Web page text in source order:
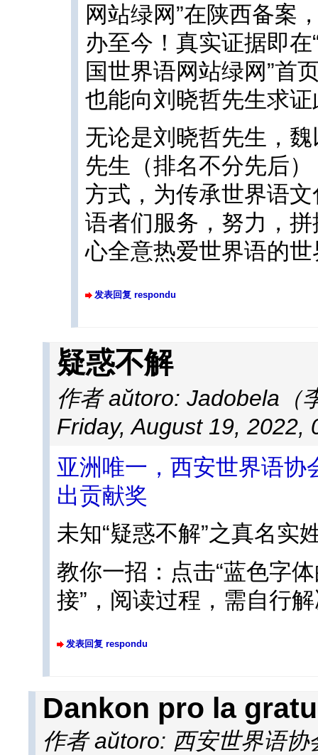
网站绿网”在陕西备案
办至今！真实证据即在
国世界语网站绿网”首
也能向刘晓哲先生求
无论是刘晓哲先生，
先生（排名不分先后
方式，为传承世界语
语者们服务，努力，
心全意热爱世界语的
发表回复 respondu
疑惑不解
作者 aŭtoro: Jadobela（
Friday, August 19, 2022,
亚洲唯一，西安世界语
出贡献奖
未知“疑惑不解”之真名实
教你一招：点击“蓝色字
接”，阅读过程，需自行
发表回复 respondu
Dankon pro la
作者 aŭtoro: 西安世界语协